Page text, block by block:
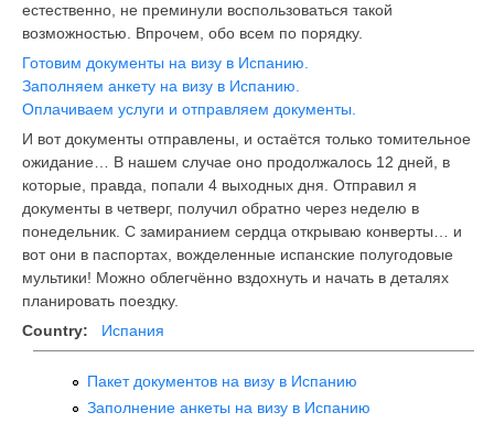
естественно, не преминули воспользоваться такой
возможностью. Впрочем, обо всем по порядку.
Готовим документы на визу в Испанию.
Заполняем анкету на визу в Испанию.
Оплачиваем услуги и отправляем документы.
И вот документы отправлены, и остаётся только томительное
ожидание… В нашем случае оно продолжалось 12 дней, в
которые, правда, попали 4 выходных дня. Отправил я
документы в четверг, получил обратно через неделю в
понедельник. С замиранием сердца открываю конверты… и
вот они в паспортах, вожделенные испанские полугодовые
мультики! Можно облегчённо вздохнуть и начать в деталях
планировать поездку.
Country:
Испания
Пакет документов на визу в Испанию
Заполнение анкеты на визу в Испанию